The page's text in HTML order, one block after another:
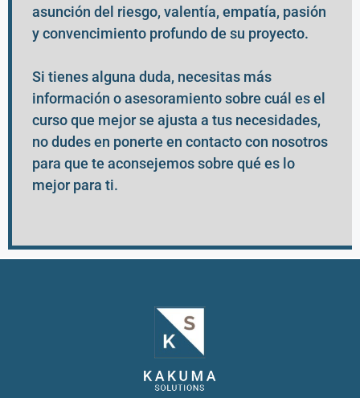
asunción del riesgo, valentía, empatía, pasión
y convencimiento profundo de su proyecto.
Si tienes alguna duda, necesitas más
información o asesoramiento sobre cuál es el
curso que mejor se ajusta a tus necesidades,
no dudes en ponerte en contacto con nosotros
para que te aconsejemos sobre qué es lo
mejor para ti.